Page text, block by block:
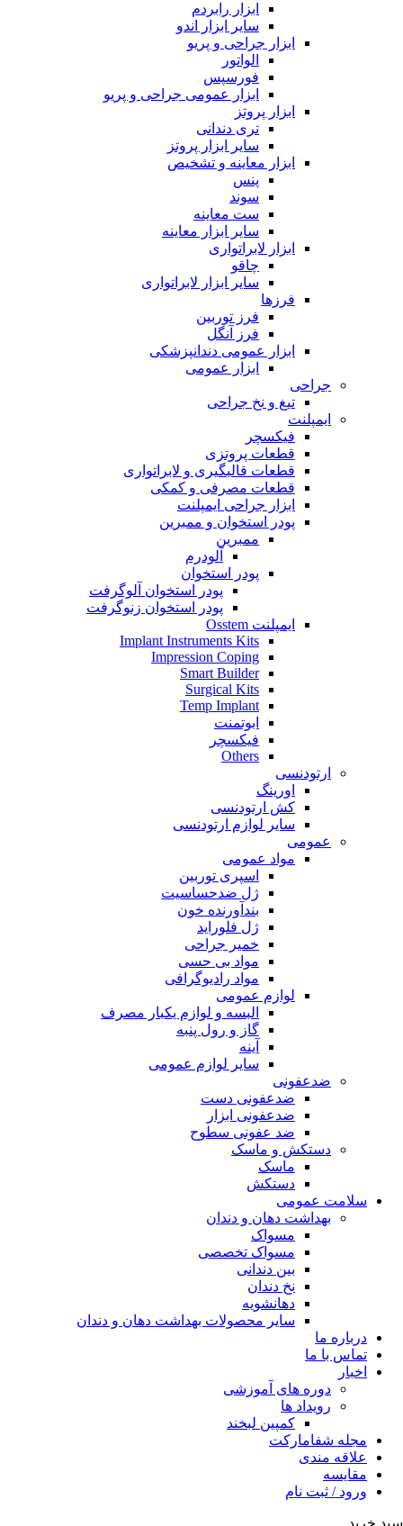
ابزار رابردم
سایر ابزار اندو
ابزار جراحی و پریو
الواتور
فورسپس
ابزار عمومی جراحی و پریو
ابزار پروتز
تری دندانی
سایر ابزار پروتز
ابزار معاینه و تشخیص
پنس
سوند
ست معاینه
سایر ابزار معاینه
ابزار لابراتواری
چاقو
سایر ابزار لابراتواری
فرزها
فرز توربین
فرز آنگل
ابزار عمومی دندانپزشکی
ابزار عمومی
جراحی
تیغ و نخ جراحی
ایمپلنت
فیکسچر
قطعات پروتزی
قطعات قالبگیری و لابراتواری
قطعات مصرفی و کمکی
ابزار جراحی ایمپلنت
پودر استخوان و ممبرین
ممبرین
آلودرم
پودر استخوان
پودر استخوان آلوگرفت
پودر استخوان زنوگرفت
ایمپلنت Osstem
Implant Instruments Kits
Impression Coping
Smart Builder
Surgical Kits
Temp Implant
ابوتمنت
فیکسچر
Others
ارتودنسی
اورینگ
کش ارتودنسی
سایر لوازم ارتودنسی
عمومی
مواد عمومی
اسپری توربین
ژل ضدحساسیت
بندآورنده خون
ژل فلوراید
خمیر جراحی
مواد بی حسی
مواد رادیوگرافی
لوازم عمومی
البسه و لوازم یکبار مصرف
گاز و رول پنبه
آینه
سایر لوازم عمومی
ضدعفونی
ضدعفونی دست
ضدعفونی ابزار
ضد عفونی سطوح
دستکش و ماسک
ماسک
دستکش
سلامت عمومی
بهداشت دهان و دندان
مسواک
مسواک تخصصی
بین دندانی
نخ دندان
دهانشویه
سایر محصولات بهداشت دهان و دندان
درباره ما
تماس با ما
اخبار
دوره های آموزشی
رویداد ها
کمپین لبخند
مجله شفامارکت
علاقه مندی
مقایسه
ورود / ثبت نام
سبد خرید